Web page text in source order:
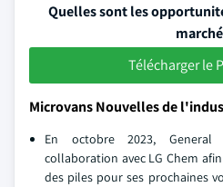
Quelles sont les
Télécharger le
Microvans Nouvelles de
En octobre 2023,
collaboration avec LG Chem
des piles pour ses prochaines